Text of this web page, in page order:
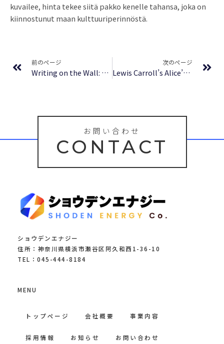
kuvailee, hinta tekee siitä pakko kenelle tahansa, joka on
kiinnostunut maan kulttuuriperinnöstä.
前のページ
Writing on the Wall: Selected Prison Writings of Mumia Abu-Jamal : Download Free
次のページ
Lewis Carroll’s Alice’s Adventures in Wonderland with Artwork by Yayoi Kusama : Reading Online
お問い合わせ
CONTACT
ショウデンエナジー
住所：神奈川県横浜市瀬谷区阿久和西1-36-10
TEL：045-444-8184
MENU
トップページ 会社概要 事業内容
採用情報 お知らせ お問い合わせ